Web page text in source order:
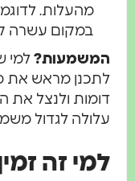
מהעלות.
במקום עשרה
המשמעות? למי
לתכנן מראש את
דומות ולנצל את
עלולה לגדול
למי זה